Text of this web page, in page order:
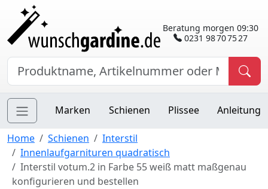
Beratung morgen 09:30
0231 98 70 75 27
Marken Schienen Plissee Anleitung
Home Schienen
Interstil
Innenlaufgarnituren quadratisch
Interstil votum.2 in Farbe 55 weiß matt maßgenau
konfigurieren und bestellen